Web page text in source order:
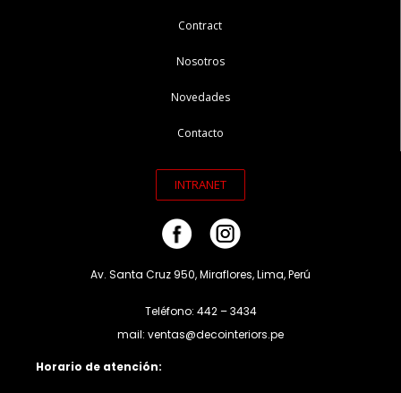
Contract
Nosotros
Novedades
Contacto
INTRANET
Av. Santa Cruz 950, Miraflores, Lima, Perú
Teléfono: 442 – 3434
mail: ventas@decointeriors.pe
Horario de atención: